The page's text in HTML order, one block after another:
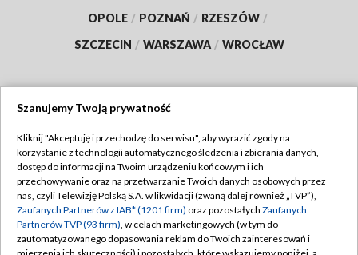
OPOLE / POZNAŃ / RZESZÓW /
SZCZECIN / WARSZAWA / WROCŁAW
TVP
Abonament TVP
Emisja w TVP
Centrum informacji TVP
Regulamin TVP
Polityka prywatności
Moje zgody
Szanujemy Twoją prywatność
Kliknij "Akceptuję i przechodzę do serwisu", aby wyrazić zgody na
korzystanie z technologii automatycznego śledzenia i zbierania danych,
dostęp do informacji na Twoim urządzeniu końcowym i ich
przechowywanie oraz na przetwarzanie Twoich danych osobowych przez
nas, czyli Telewizję Polską S.A. w likwidacji (zwaną dalej również „TVP”),
Zaufanych Partnerów z IAB* (1201 firm) oraz pozostałych Zaufanych
Partnerów TVP (93 firm), w celach marketingowych (w tym do
zautomatyzowanego dopasowania reklam do Twoich zainteresowań i